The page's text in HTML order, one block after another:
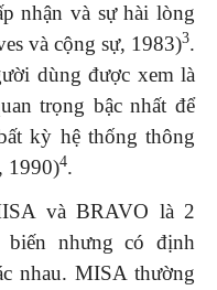
nhận và sự hài lòng
và cộng sự, 1983)3.
dùng được xem là
trọng bậc nhất để
kỳ hệ thống thông
1990)4.
và BRAVO là 2
biến nhưng có định
nhau. MISA thường